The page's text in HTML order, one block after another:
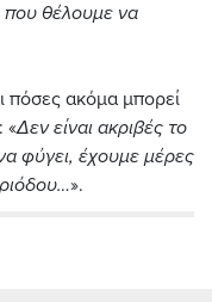
που θέλουμε να
πόσες ακόμα μπορεί
«Δεν είναι ακριβές το
φύγει, έχουμε μέρες
».